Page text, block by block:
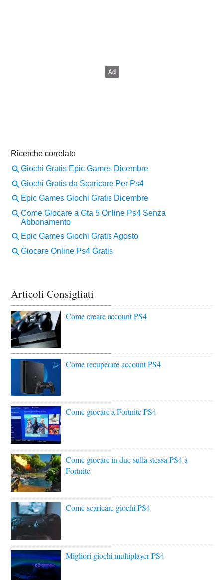
Articoli Consigliati
Come creare account PS4
Come recuperare account PS4
Come giocare a Fortnite PS4
Come giocare in due sulla stessa PS4 a
Fortnite
Come scaricare giochi PS4
Migliori giochi multiplayer PS4